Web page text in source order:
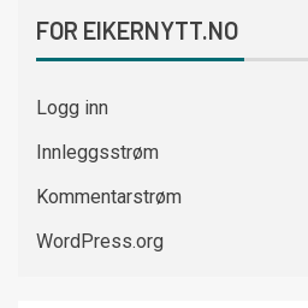
FOR EIKERNYTT.NO
Logg inn
Innleggsstrøm
Kommentarstrøm
WordPress.org